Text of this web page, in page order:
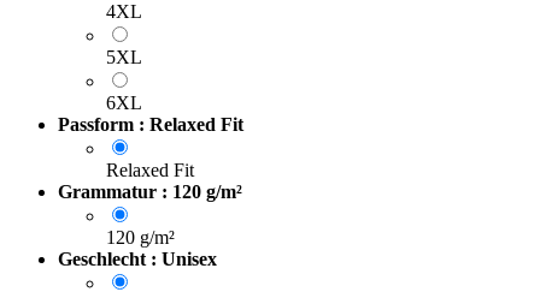
4XL
5XL
6XL
Passform : Relaxed Fit
Relaxed Fit
Grammatur : 120 g/m²
120 g/m²
Geschlecht : Unisex